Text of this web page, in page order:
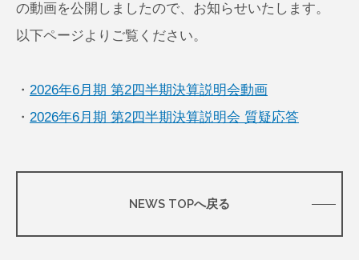
の動画を公開しましたので、お知らせいたします。
以下ページよりご覧ください。
・ 2026年6月期 第2四半期決算説明会動画
・ 2026年6月期 第2四半期決算説明会 質疑応答
NEWS TOPへ戻る